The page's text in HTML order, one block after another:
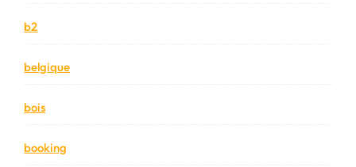
b2
belgique
bois
booking